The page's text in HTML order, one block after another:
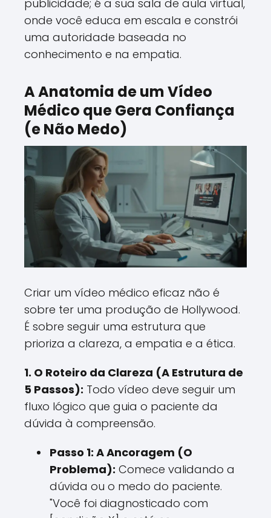
publicidade; é a sua sala de aula virtual,
onde você educa em escala e constrói
uma autoridade baseada no
conhecimento e na empatia.
A Anatomia de um Vídeo
Médico que Gera Confiança
(e Não Medo)
Criar um vídeo médico eficaz não é
sobre ter uma produção de Hollywood.
É sobre seguir uma estrutura que
prioriza a clareza, a empatia e a ética.
1. O Roteiro da Clareza (A Estrutura de
5 Passos): Todo vídeo deve seguir um
fluxo lógico que guia o paciente da
dúvida à compreensão.
Passo 1: A Ancoragem (O
Problema): Comece validando a
dúvida ou o medo do paciente.
"Você foi diagnosticado com